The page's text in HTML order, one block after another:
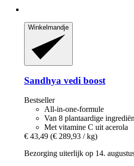
Winkelmandje
Sandhya vedi boost
Bestseller
All-in-one-formule
Van 8 plantaardige
Met vitamine C uit acerola
€ 43,49 (€ 289,93 / kg)
Bezorging uiterlijk op 14.